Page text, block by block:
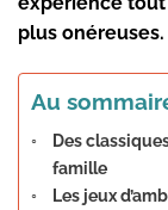
plus onéreuses.
Au
Des
famille
Les jeux